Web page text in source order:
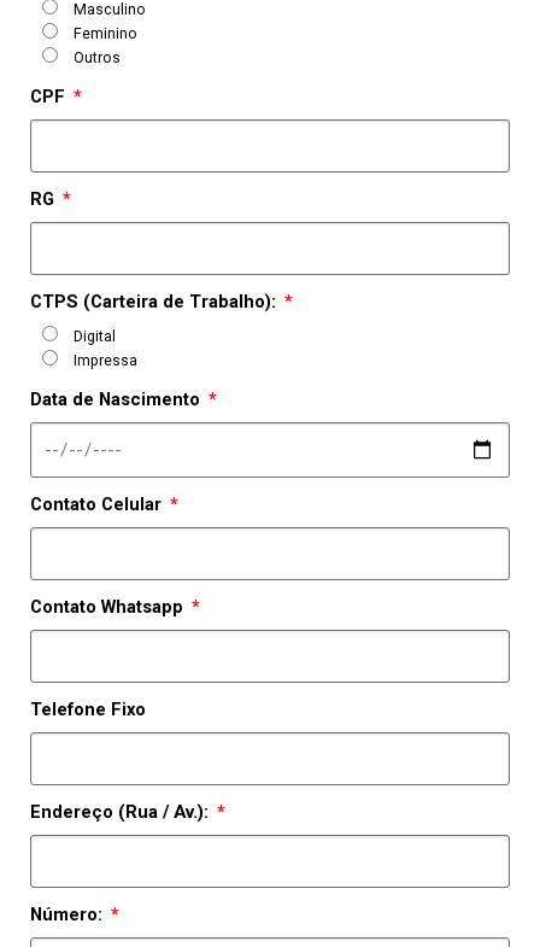
Masculino
Feminino
Outros
CPF
RG
CTPS (Carteira de Trabalho):
Digital
Impressa
Data de Nascimento
Contato Celular
Contato Whatsapp
Telefone Fixo
Endereço (Rua / Av.):
Número: